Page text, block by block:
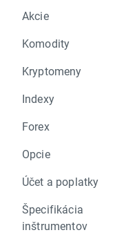
Akcie
Komodity
Kryptomeny
Indexy
Forex
Opcie
Účet a poplatky
Špecifikácia
inštrumentov